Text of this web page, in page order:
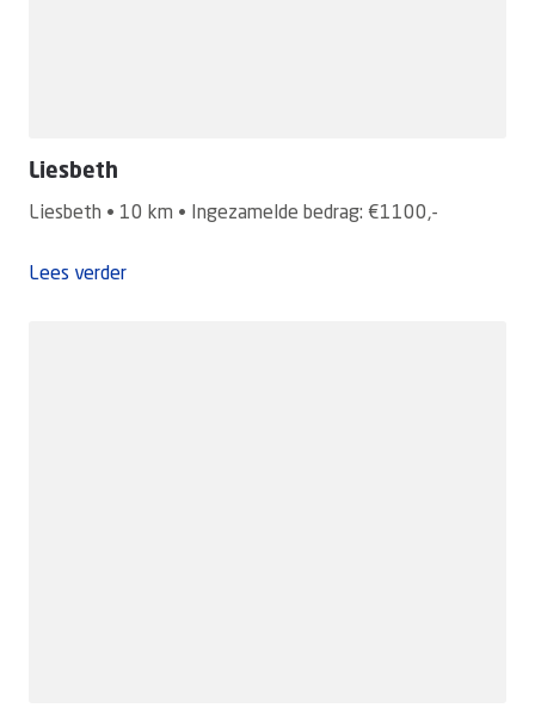
Liesbeth
Liesbeth • 10 km • Ingezamelde bedrag: €1100,-
Lees verder